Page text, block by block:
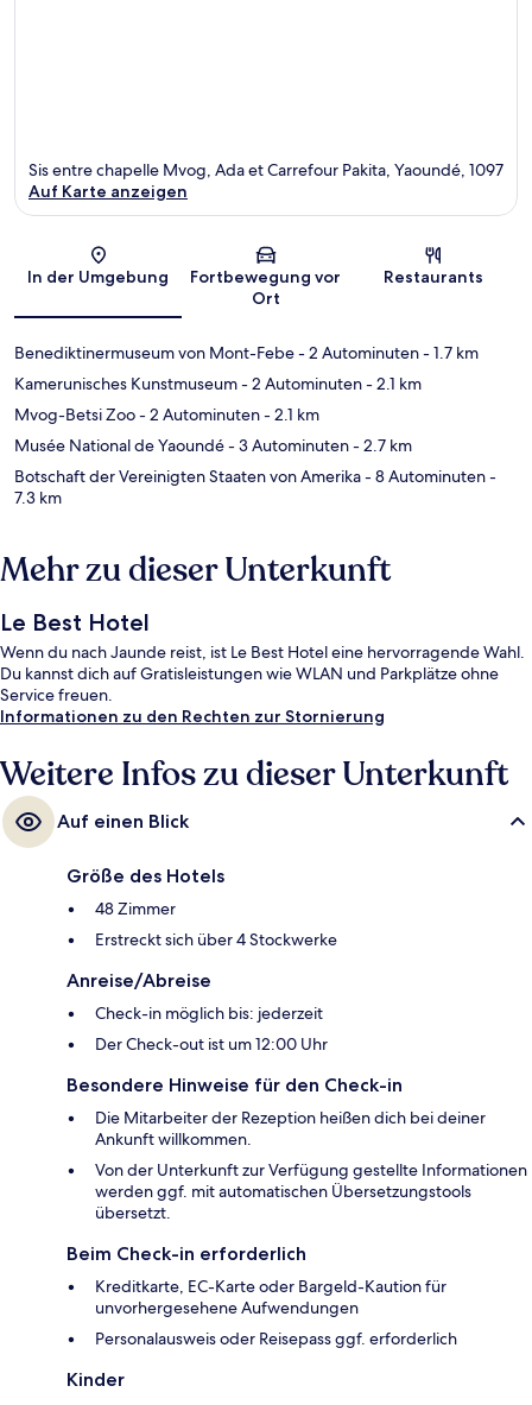
Karte
Sis entre chapelle Mvog, Ada et Carrefour Pakita, Yaoundé, 1097
Auf Karte anzeigen
In der Umgebung
Fortbewegung vor
Ort
Restaurants
Benediktinermuseum von Mont-Febe- 2 Autominuten- 1.7 km
Kamerunisches Kunstmuseum- 2 Autominuten- 2.1 km
Mvog-Betsi Zoo- 2 Autominuten- 2.1 km
Musée National de Yaoundé- 3 Autominuten- 2.7 km
Botschaft der Vereinigten Staaten von Amerika- 8 Autominuten-
7.3 km
Mehr zu dieser Unterkunft
Le Best Hotel
Wenn du nach Jaunde reist, ist Le Best Hotel eine hervorragende Wahl.
Du kannst dich auf Gratisleistungen wie WLAN und Parkplätze ohne
Service freuen.
Informationen zu den Rechten zur Stornierung
Weitere Infos zu dieser Unterkunft
Auf einen Blick
Größe des Hotels
48 Zimmer
Erstreckt sich über 4 Stockwerke
Anreise/Abreise
Check-in möglich bis: jederzeit
Der Check-out ist um 12:00 Uhr
Besondere Hinweise für den Check-in
Die Mitarbeiter der Rezeption heißen dich bei deiner
Ankunft willkommen.
Von der Unterkunft zur Verfügung gestellte Informationen
werden ggf. mit automatischen Übersetzungstools
übersetzt.
Beim Check-in erforderlich
Kreditkarte, EC-Karte oder Bargeld-Kaution für
unvorhergesehene Aufwendungen
Personalausweis oder Reisepass ggf. erforderlich
Kinder